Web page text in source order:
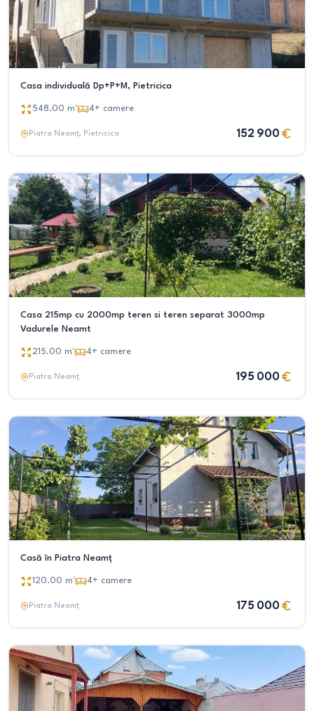
Casa individuală Dp+P+M, Pietricica
548.00 m² 4+ camere
Piatra Neamț, Pietricica 152 900
Casa 215mp cu 2000mp teren si teren separat 3000mp
Vadurele Neamt
215.00 m² 4+ camere
Piatra Neamț 195 000
Casă în Piatra Neamț
120.00 m² 4+ camere
Piatra Neamț 175 000